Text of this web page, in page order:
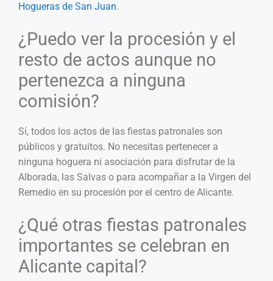
Hogueras de San Juan.
¿Puedo ver la procesión y el
resto de actos aunque no
pertenezca a ninguna
comisión?
Sí, todos los actos de las fiestas patronales son
públicos y gratuitos. No necesitas pertenecer a
ninguna hoguera ni asociación para disfrutar de la
Alborada, las Salvas o para acompañar a la Virgen del
Remedio en su procesión por el centro de Alicante.
¿Qué otras fiestas patronales
importantes se celebran en
Alicante capital?